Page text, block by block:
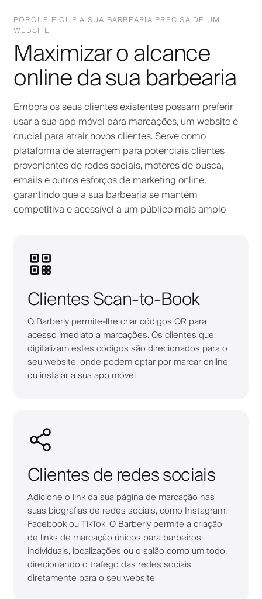
PORQUE É QUE A SUA BARBEARIA PRECISA DE UM
WEBSITE
Maximizar o alcance
online da sua barbearia
Embora os seus clientes existentes possam preferir
usar a sua app móvel para marcações, um website é
crucial para atrair novos clientes. Serve como
plataforma de aterragem para potenciais clientes
provenientes de redes sociais, motores de busca,
emails e outros esforços de marketing online,
garantindo que a sua barbearia se mantém
competitiva e acessível a um público mais amplo
Clientes Scan-to-Book
O Barberly permite-lhe criar códigos QR para
acesso imediato a marcações. Os clientes que
digitalizam estes códigos são direcionados para o
seu website, onde podem optar por marcar online
ou instalar a sua app móvel
Clientes de redes sociais
Adicione o link da sua página de marcação nas
suas biografias de redes sociais, como Instagram,
Facebook ou TikTok. O Barberly permite a criação
de links de marcação únicos para barbeiros
individuais, localizações ou o salão como um todo,
direcionando o tráfego das redes sociais
diretamente para o seu website